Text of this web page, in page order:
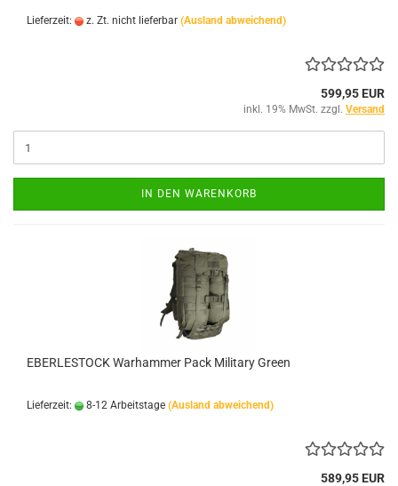
Lieferzeit: z. Zt. nicht lieferbar (Ausland abweichend)
599,95 EUR
inkl. 19% MwSt. zzgl. Versand
IN DEN WARENKORB
EBERLESTOCK Warhammer Pack Military Green
Lieferzeit: 8-12 Arbeitstage (Ausland abweichend)
589,95 EUR